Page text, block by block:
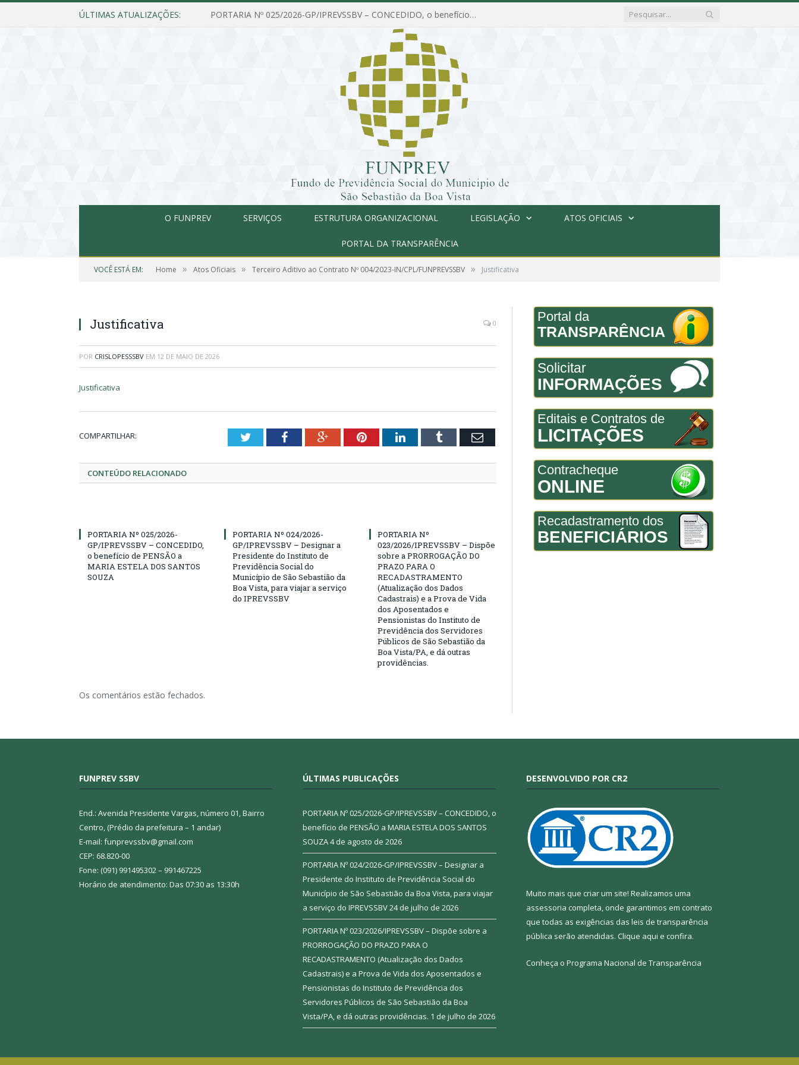
ÚLTIMAS ATUALIZAÇÕES: PORTARIA Nº 025/2026-GP/IPREVSSBV – CONCEDIDO, o benefício de PENSÃO a MARIA ESTELA DOS SANTOS SOUZA
O FUNPREV SERVIÇOS ESTRUTURA ORGANIZACIONAL LEGISLAÇÃO ATOS OFICIAIS
PORTAL DA TRANSPARÊNCIA
VOCÊ ESTÁ EM: Home » Atos Oficiais » Terceiro Aditivo ao Contrato Nº 004/2023-IN/CPL/FUNPREVSSBV » Justificativa
Justificativa 0
POR CRISLOPESSSBV EM 12 DE MAIO DE 2026
Justificativa
COMPARTILHAR: TwitterFacebookGoogle+PinterestLinkedInTumblr Email
CONTEÚDO RELACIONADO
PORTARIA Nº 025/2026-
GP/IPREVSSBV – CONCEDIDO,
o benefício de PENSÃO a
MARIA ESTELA DOS SANTOS
SOUZA
PORTARIA Nº 024/2026-
GP/IPREVSSBV – Designar a
Presidente do Instituto de
Previdência Social do
Município de São Sebastião da
Boa Vista, para viajar a serviço
do IPREVSSBV
PORTARIA Nº
023/2026/IPREVSSBV – Dispõe
sobre a PRORROGAÇÃO DO
PRAZO PARA O
RECADASTRAMENTO
(Atualização dos Dados
Cadastrais) e a Prova de Vida
dos Aposentados e
Pensionistas do Instituto de
Previdência dos Servidores
Públicos de São Sebastião da
Boa Vista/PA, e dá outras
providências.
Os comentários estão fechados.
Portal da
TRANSPARÊNCIA
Solicitar
INFORMAÇÕES
Editais e Contratos de
LICITAÇÕES
Contracheque
ONLINE
Recadastramento dos
BENEFICIÁRIOS
FUNPREV SSBV
End.: Avenida Presidente Vargas, número 01, Bairro
Centro, (Prédio da prefeitura – 1 andar)
E-mail: funprevssbv@gmail.com
CEP: 68.820-00
Fone: (091) 991495302 – 991467225
Horário de atendimento: Das 07:30 as 13:30h
ÚLTIMAS PUBLICAÇÕES
PORTARIA Nº 025/2026-GP/IPREVSSBV – CONCEDIDO, o
benefício de PENSÃO a MARIA ESTELA DOS SANTOS
SOUZA4 de agosto de 2026
PORTARIA Nº 024/2026-GP/IPREVSSBV – Designar a
Presidente do Instituto de Previdência Social do
Município de São Sebastião da Boa Vista, para viajar
a serviço do IPREVSSBV24 de julho de 2026
PORTARIA Nº 023/2026/IPREVSSBV – Dispõe sobre a
PRORROGAÇÃO DO PRAZO PARA O
RECADASTRAMENTO (Atualização dos Dados
Cadastrais) e a Prova de Vida dos Aposentados e
Pensionistas do Instituto de Previdência dos
Servidores Públicos de São Sebastião da Boa
Vista/PA, e dá outras providências. 1 de julho de 2026
DESENVOLVIDO POR CR2
Muito mais que criar um site! Realizamos uma
assessoria completa, onde garantimos em contrato
que todas as exigências das leis de transparência
pública serão atendidas. Clique aqui e confira.
Conheça o Programa Nacional de Transparência